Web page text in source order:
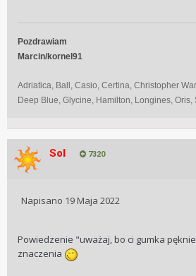
Pozdrawiam
Marcin/kornel91
Adriatica, Ball, Casio, Certina, Christopher
Deep Blue, Glycine, Hamilton, Longines, Oris,
Sol 7320
Napisano 19 Maja 2022
Powiedzenie "uważaj, bo ci gumka
znaczenia